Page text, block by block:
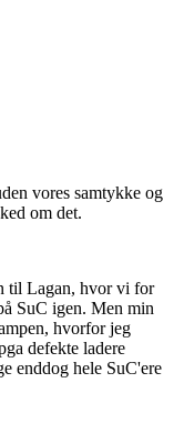
vores samtykke og
om det.
til Lagan, hvor vi for
SuC igen. Men min
hvorfor jeg
defekte ladere
enddog hele SuC'ere